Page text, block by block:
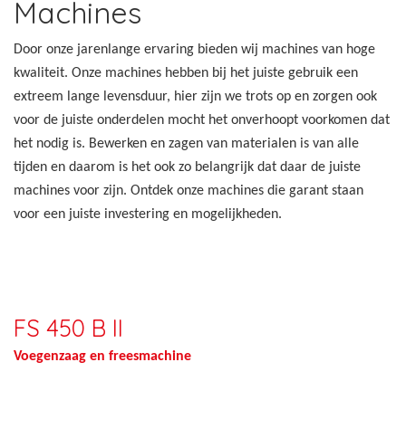
Machines
Door onze jarenlange ervaring bieden wij machines van hoge
kwaliteit. Onze machines hebben bij het juiste gebruik een
extreem lange levensduur, hier zijn we trots op en zorgen ook
voor de juiste onderdelen mocht het onverhoopt voorkomen dat
het nodig is. Bewerken en zagen van materialen is van alle
tijden en daarom is het ook zo belangrijk dat daar de juiste
machines voor zijn. Ontdek onze machines die garant staan
voor een juiste investering en mogelijkheden.
FS 450 B II
Voegenzaag en freesmachine